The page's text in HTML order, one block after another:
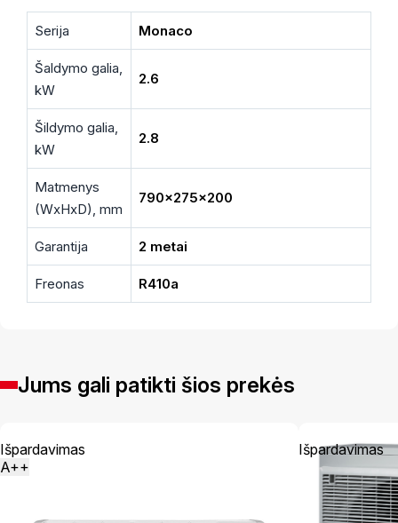
Serija Monaco
Šaldymo galia,
kW
2.6
Šildymo galia,
kW
2.8
Matmenys
(WxHxD), mm
790x275x200
Garantija 2 metai
Freonas R410a
Jums gali patikti šios prekės
Išpardavimas
A++
Išpardavimas